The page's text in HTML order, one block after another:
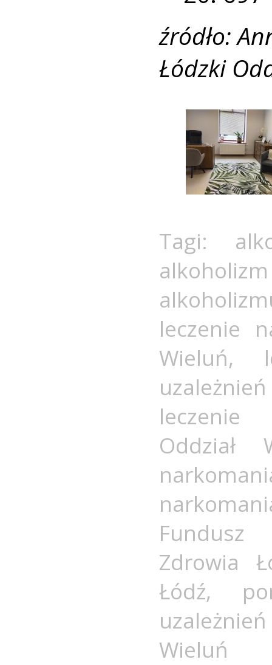
źródło:
Łódzki
Tagi:
leczenie
Wieluń,
leczenie
Oddział
Fundusz
Zdrowia
Łódź,
Wieluń